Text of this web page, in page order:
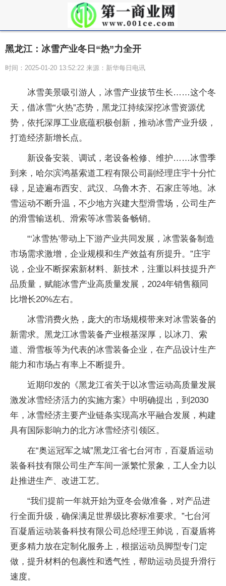
黑龙江：冰雪产业冬日“热”力全开
时间：2025-01-20 13:52:22 来源：新华每日电讯
冰雪美景吸引游人，冰雪产业拔节生长……这个冬
天，借冰雪“火热”态势，黑龙江持续深挖冰雪资源优
势，依托深厚工业底蕴积极创新，推动冰雪产业升级，
打造经济新增长点。
新设备安装、调试，老设备检修、维护……冰雪季
到来，哈尔滨鸿基索道工程有限公司副经理庄宇十分忙
碌，足迹遍布西安、武汉、乌鲁木齐、石家庄等地。冰
雪运动不断升温，不少地方兴建大型滑雪场，公司生产
的滑雪输送机、滑索等冰雪装备畅销。
“‘冰雪热’带动上下游产业共同发展，冰雪装备制造
市场需求激增，企业规模和生产效益有所提升。”庄宇
说，企业不断探索新材料、新技术，注重以科技提升产
品质量，赋能冰雪产业高质量发展，2024年销售额同
比增长20%左右。
冰雪消费火热，庞大的市场规模带来对冰雪装备的
新需求。黑龙江冰雪装备产业根基深厚，以冰刀、索
道、滑雪板等为代表的冰雪装备企业，在产品设计生产
能力和市场占有率上不断提升。
近期印发的《黑龙江省关于以冰雪运动高质量发展
激发冰雪经济活力的实施方案》中明确提出，到2030
年，冰雪经济主要产业链条实现高水平融合发展，构建
具有国际影响力的北方冰雪经济引领区。
在“奥运冠军之城”黑龙江省七台河市，百凝盾运动
装备科技有限公司生产车间一派繁忙景象，工人全力以
赴推进生产、改进工艺。
“我们提前一年就开始为亚冬会做准备，对产品进
行全面升级，确保满足世界级比赛标准要求。”七台河
百凝盾运动装备科技有限公司总经理王帅说，百凝盾将
更多精力放在定制化服务上，根据运动员脚型专门定
做，提升材料的包裹性和透气性，帮助运动员提升滑行
速度。